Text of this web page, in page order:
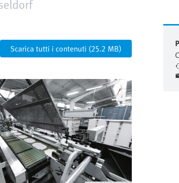
Scarica tutti i contenuti (25.2 MB)